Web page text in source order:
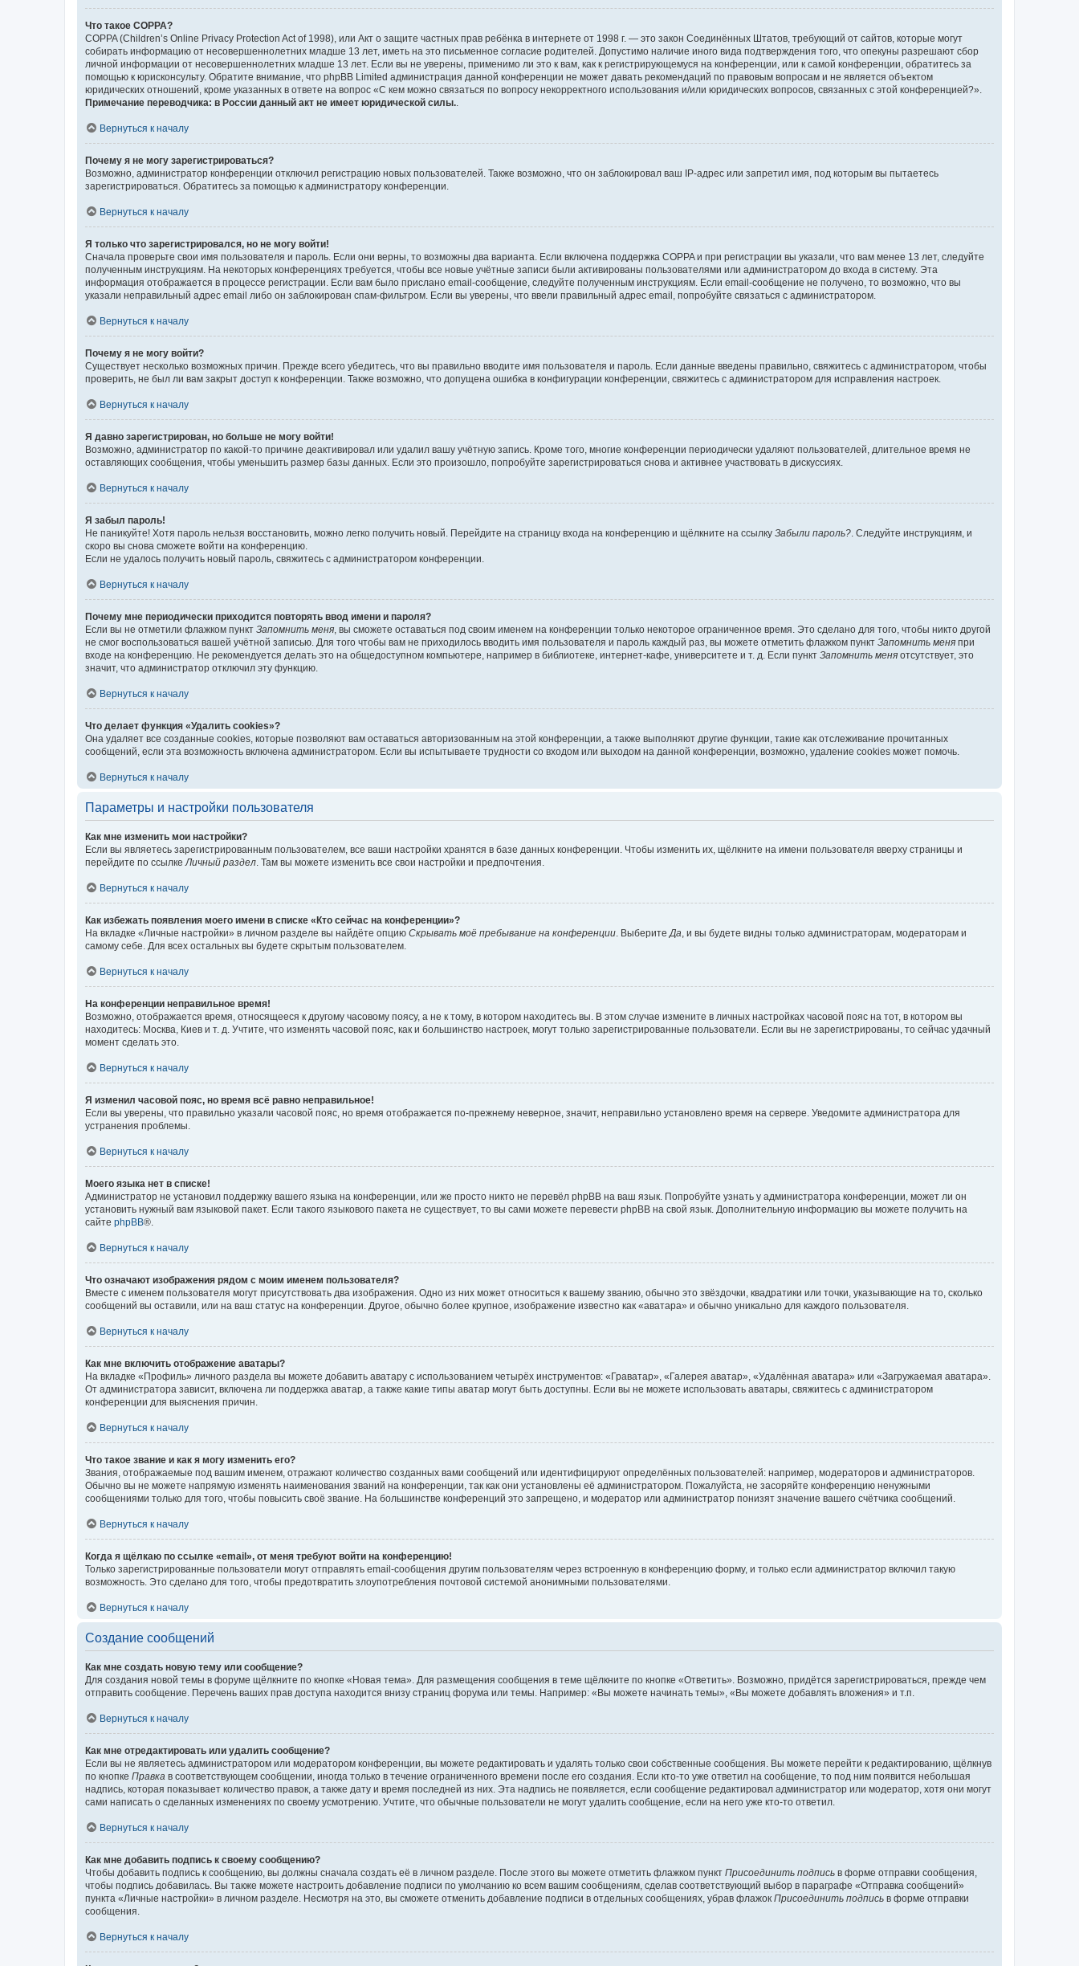
Что такое COPPA?
COPPA (Children’s Online Privacy Protection Act of 1998), или Акт о защите частных прав ребёнка в интернете от 1998 г. — это закон Соединённых Штатов, требующий от сайтов, которые могут
собирать информацию от несовершеннолетних младше 13 лет, иметь на это письменное согласие родителей. Допустимо наличие иного вида подтверждения того, что опекуны разрешают сбор
личной информации от несовершеннолетних младше 13 лет. Если вы не уверены, применимо ли это к вам, как к регистрирующемуся на конференции, или к самой конференции, обратитесь за
помощью к юрисконсульту. Обратите внимание, что phpBB Limited администрация данной конференции не может давать рекомендаций по правовым вопросам и не является объектом
юридических отношений, кроме указанных в ответе на вопрос «С кем можно связаться по вопросу некорректного использования и/или юридических вопросов, связанных с этой конференцией?».
Примечание переводчика: в России данный акт не имеет юридической силы.
Вернуться к началу
Почему я не могу зарегистрироваться?
Возможно, администратор конференции отключил регистрацию новых пользователей. Также возможно, что он заблокировал ваш IP-адрес или запретил имя, под которым вы пытаетесь
зарегистрироваться. Обратитесь за помощью к администратору конференции.
Вернуться к началу
Я только что зарегистрировался, но не могу войти!
Сначала проверьте свои имя пользователя и пароль. Если они верны, то возможны два варианта. Если включена поддержка COPPA и при регистрации вы указали, что вам менее 13 лет, следуйте
полученным инструкциям. На некоторых конференциях требуется, чтобы все новые учётные записи были активированы пользователями или администратором до входа в систему. Эта
информация отображается в процессе регистрации. Если вам было прислано email-сообщение, следуйте полученным инструкциям. Если email-сообщение не получено, то возможно, что вы
указали неправильный адрес email либо он заблокирован спам-фильтром. Если вы уверены, что ввели правильный адрес email, попробуйте связаться с администратором.
Вернуться к началу
Почему я не могу войти?
Существует несколько возможных причин. Прежде всего убедитесь, что вы правильно вводите имя пользователя и пароль. Если данные введены правильно, свяжитесь с администратором, чтобы
проверить, не был ли вам закрыт доступ к конференции. Также возможно, что допущена ошибка в конфигурации конференции, свяжитесь с администратором для исправления настроек.
Вернуться к началу
Я давно зарегистрирован, но больше не могу войти!
Возможно, администратор по какой-то причине деактивировал или удалил вашу учётную запись. Кроме того, многие конференции периодически удаляют пользователей, длительное время не
оставляющих сообщения, чтобы уменьшить размер базы данных. Если это произошло, попробуйте зарегистрироваться снова и активнее участвовать в дискуссиях.
Вернуться к началу
Я забыл пароль!
Не паникуйте! Хотя пароль нельзя восстановить, можно легко получить новый. Перейдите на страницу входа на конференцию и щёлкните на ссылку Забыли пароль? . Следуйте инструкциям, и
скоро вы снова сможете войти на конференцию.
Если не удалось получить новый пароль, свяжитесь с администратором конференции.
Вернуться к началу
Почему мне периодически приходится повторять ввод имени и пароля?
Если вы не отметили флажком пункт Запомнить меня , вы сможете оставаться под своим именем на конференции только некоторое ограниченное время. Это сделано для того, чтобы никто другой
не смог воспользоваться вашей учётной записью. Для того чтобы вам не приходилось вводить имя пользователя и пароль каждый раз, вы можете отметить флажком пункт Запомнить меня при
входе на конференцию. Не рекомендуется делать это на общедоступном компьютере, например в библиотеке, интернет-кафе, университете и т. д. Если пункт Запомнить меня отсутствует, это
значит, что администратор отключил эту функцию.
Вернуться к началу
Что делает функция «Удалить cookies»?
Она удаляет все созданные cookies, которые позволяют вам оставаться авторизованным на этой конференции, а также выполняют другие функции, такие как отслеживание прочитанных
сообщений, если эта возможность включена администратором. Если вы испытываете трудности со входом или выходом на данной конференции, возможно, удаление cookies может помочь.
Вернуться к началу
Параметры и настройки пользователя
Как мне изменить мои настройки?
Если вы являетесь зарегистрированным пользователем, все ваши настройки хранятся в базе данных конференции. Чтобы изменить их, щёлкните на имени пользователя вверху страницы и
перейдите по ссылке Личный раздел . Там вы можете изменить все свои настройки и предпочтения.
Вернуться к началу
Как избежать появления моего имени в списке «Кто сейчас на конференции»?
На вкладке «Личные настройки» в личном разделе вы найдёте опцию Скрывать моё пребывание на конференции . Выберите Да , и вы будете видны только администраторам, модераторам и
самому себе. Для всех остальных вы будете скрытым пользователем.
Вернуться к началу
На конференции неправильное время!
Возможно, отображается время, относящееся к другому часовому поясу, а не к тому, в котором находитесь вы. В этом случае измените в личных настройках часовой пояс на тот, в котором вы
находитесь: Москва, Киев и т. д. Учтите, что изменять часовой пояс, как и большинство настроек, могут только зарегистрированные пользователи. Если вы не зарегистрированы, то сейчас удачный
момент сделать это.
Вернуться к началу
Я изменил часовой пояс, но время всё равно неправильное!
Если вы уверены, что правильно указали часовой пояс, но время отображается по-прежнему неверное, значит, неправильно установлено время на сервере. Уведомите администратора для
устранения проблемы.
Вернуться к началу
Моего языка нет в списке!
Администратор не установил поддержку вашего языка на конференции, или же просто никто не перевёл phpBB на ваш язык. Попробуйте узнать у администратора конференции, может ли он
установить нужный вам языковой пакет. Если такого языкового пакета не существует, то вы сами можете перевести phpBB на свой язык. Дополнительную информацию вы можете получить на
сайте phpBB®.
Вернуться к началу
Что означают изображения рядом с моим именем пользователя?
Вместе с именем пользователя могут присутствовать два изображения. Одно из них может относиться к вашему званию, обычно это звёздочки, квадратики или точки, указывающие на то, сколько
сообщений вы оставили, или на ваш статус на конференции. Другое, обычно более крупное, изображение известно как «аватара» и обычно уникально для каждого пользователя.
Вернуться к началу
Как мне включить отображение аватары?
На вкладке «Профиль» личного раздела вы можете добавить аватару с использованием четырёх инструментов: «Граватар», «Галерея аватар», «Удалённая аватара» или «Загружаемая аватара».
От администратора зависит, включена ли поддержка аватар, а также какие типы аватар могут быть доступны. Если вы не можете использовать аватары, свяжитесь с администратором
конференции для выяснения причин.
Вернуться к началу
Что такое звание и как я могу изменить его?
Звания, отображаемые под вашим именем, отражают количество созданных вами сообщений или идентифицируют определённых пользователей: например, модераторов и администраторов.
Обычно вы не можете напрямую изменять наименования званий на конференции, так как они установлены её администратором. Пожалуйста, не засоряйте конференцию ненужными
сообщениями только для того, чтобы повысить своё звание. На большинстве конференций это запрещено, и модератор или администратор понизят значение вашего счётчика сообщений.
Вернуться к началу
Когда я щёлкаю по ссылке «email», от меня требуют войти на конференцию!
Только зарегистрированные пользователи могут отправлять email-сообщения другим пользователям через встроенную в конференцию форму, и только если администратор включил такую
возможность. Это сделано для того, чтобы предотвратить злоупотребления почтовой системой анонимными пользователями.
Вернуться к началу
Создание сообщений
Как мне создать новую тему или сообщение?
Для создания новой темы в форуме щёлкните по кнопке «Новая тема». Для размещения сообщения в теме щёлкните по кнопке «Ответить». Возможно, придётся зарегистрироваться, прежде чем
отправить сообщение. Перечень ваших прав доступа находится внизу страниц форума или темы. Например: «Вы можете начинать темы», «Вы можете добавлять вложения» и т.п.
Вернуться к началу
Как мне отредактировать или удалить сообщение?
Если вы не являетесь администратором или модератором конференции, вы можете редактировать и удалять только свои собственные сообщения. Вы можете перейти к редактированию, щёлкнув
по кнопке Правка в соответствующем сообщении, иногда только в течение ограниченного времени после его создания. Если кто-то уже ответил на сообщение, то под ним появится небольшая
надпись, которая показывает количество правок, а также дату и время последней из них. Эта надпись не появляется, если сообщение редактировал администратор или модератор, хотя они могут
сами написать о сделанных изменениях по своему усмотрению. Учтите, что обычные пользователи не могут удалить сообщение, если на него уже кто-то ответил.
Вернуться к началу
Как мне добавить подпись к своему сообщению?
Чтобы добавить подпись к сообщению, вы должны сначала создать её в личном разделе. После этого вы можете отметить флажком пункт Присоединить подпись в форме отправки сообщения,
чтобы подпись добавилась. Вы также можете настроить добавление подписи по умолчанию ко всем вашим сообщениям, сделав соответствующий выбор в параграфе «Отправка сообщений»
пункта «Личные настройки» в личном разделе. Несмотря на это, вы сможете отменить добавление подписи в отдельных сообщениях, убрав флажок Присоединить подпись в форме отправки
сообщения.
Вернуться к началу